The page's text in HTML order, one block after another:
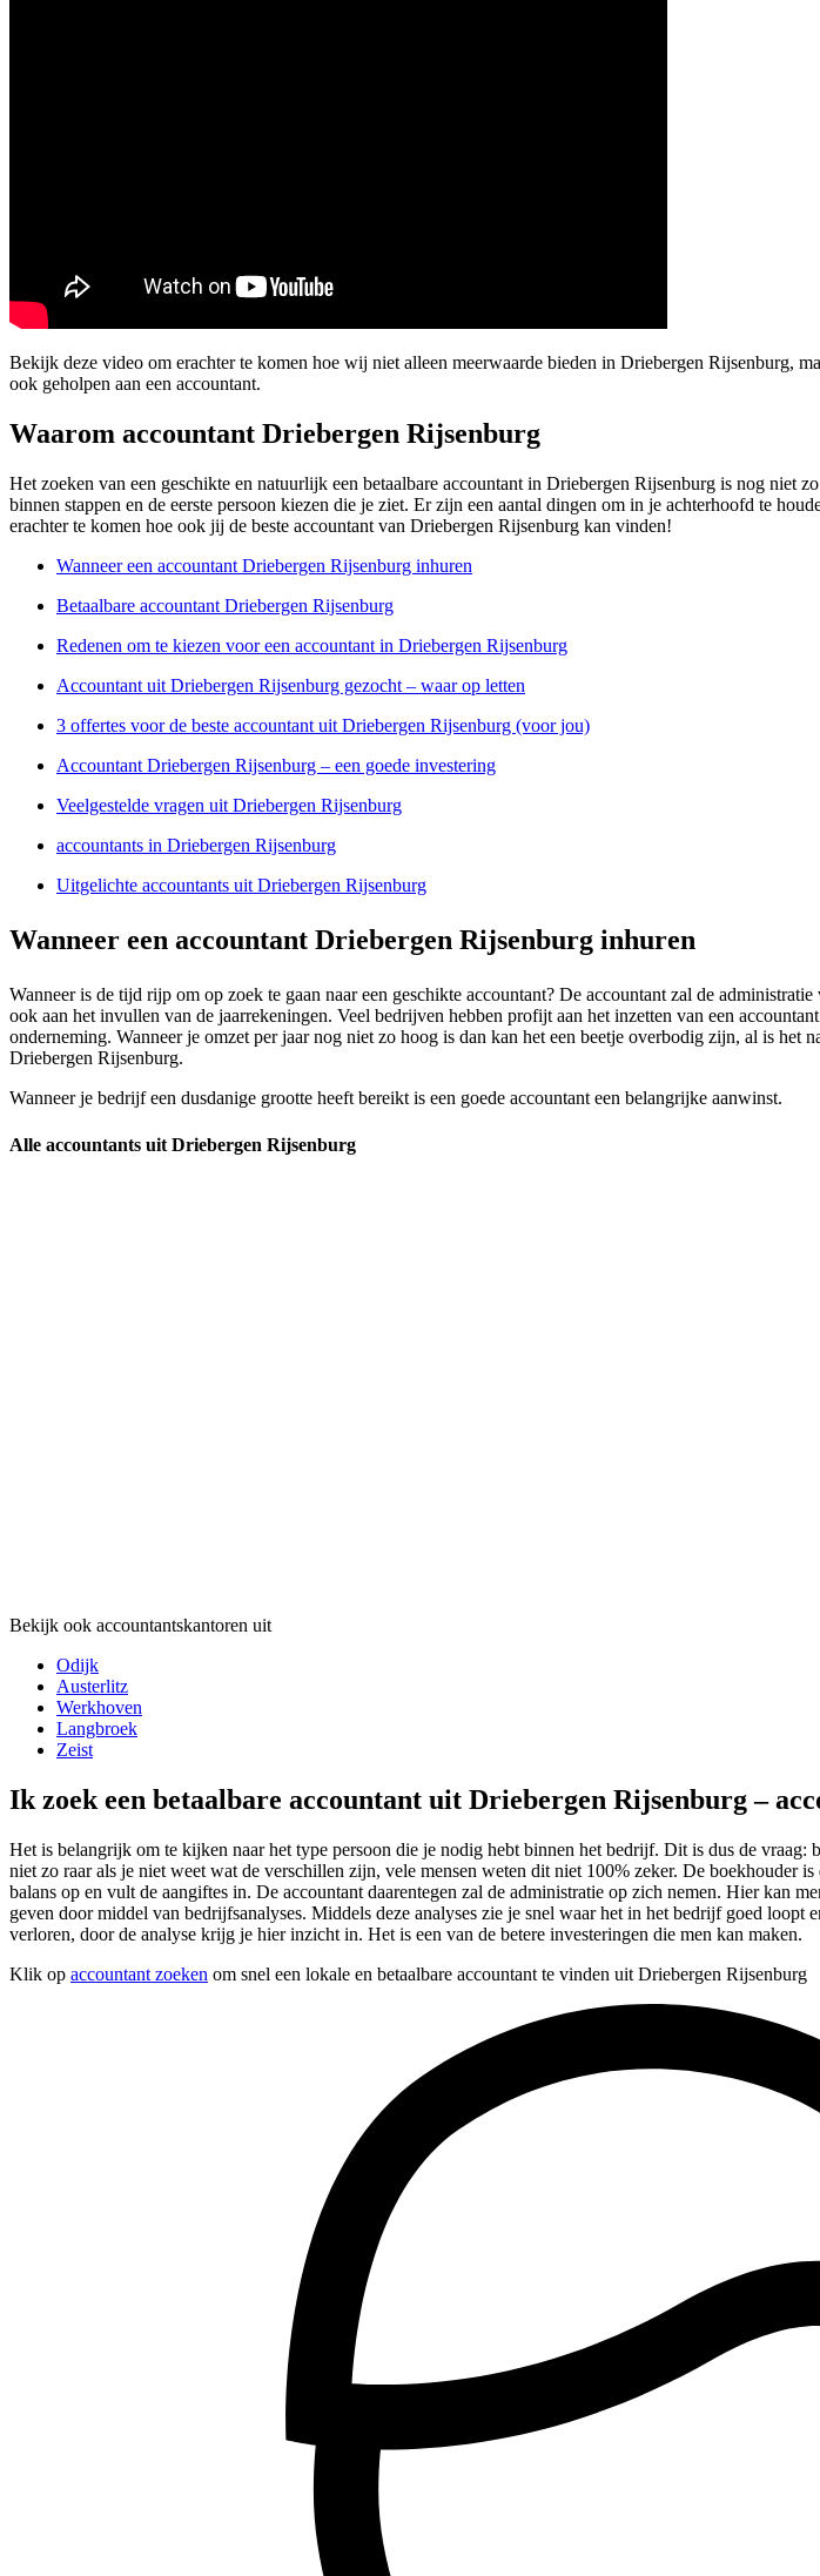
Bekijk deze video om erachter te komen hoe wij niet alleen meerwaarde bieden in Driebergen Rijsenburg,
ook geholpen aan een accountant.
Waarom accountant Driebergen Rijsenburg
Het zoeken van een geschikte en natuurlijk een betaalbare accountant in Driebergen Rijsenburg is nog niet
binnen stappen en de eerste persoon kiezen die je ziet. Er zijn een aantal dingen om in je achterhoofd te
erachter te komen hoe ook jij de beste accountant van Driebergen Rijsenburg kan vinden!
Wanneer een accountant Driebergen Rijsenburg inhuren
Betaalbare accountant Driebergen Rijsenburg
Redenen om te kiezen voor een accountant in Driebergen Rijsenburg
Accountant uit Driebergen Rijsenburg gezocht – waar op letten
3 offertes voor de beste accountant uit Driebergen Rijsenburg (voor jou)
Accountant Driebergen Rijsenburg – een goede investering
Veelgestelde vragen uit Driebergen Rijsenburg
accountants in Driebergen Rijsenburg
Uitgelichte accountants uit Driebergen Rijsenburg
Wanneer een accountant Driebergen Rijsenburg inhuren
Wanneer is de tijd rijp om op zoek te gaan naar een geschikte accountant? De accountant zal de
ook aan het invullen van de jaarrekeningen. Veel bedrijven hebben profijt aan het inzetten van een
onderneming. Wanneer je omzet per jaar nog niet zo hoog is dan kan het een beetje overbodig zijn, al is
Driebergen Rijsenburg.
Wanneer je bedrijf een dusdanige grootte heeft bereikt is een goede accountant een belangrijke aanwinst.
Alle accountants uit Driebergen Rijsenburg
Bekijk ook accountantskantoren uit
Odijk
Austerlitz
Werkhoven
Langbroek
Zeist
Ik zoek een betaalbare accountant uit Driebergen Rijsenburg –
Het is belangrijk om te kijken naar het type persoon die je nodig hebt binnen het bedrijf. Dit is dus de
niet zo raar als je niet weet wat de verschillen zijn, vele mensen weten dit niet 100% zeker. De boekhouder
balans op en vult de aangiftes in. De accountant daarentegen zal de administratie op zich nemen. Hier kan
geven door middel van bedrijfsanalyses. Middels deze analyses zie je snel waar het in het bedrijf goed
verloren, door de analyse krijg je hier inzicht in. Het is een van de betere investeringen die men kan maken.
Klik op accountant zoeken om snel een lokale en betaalbare accountant te vinden uit Driebergen Rijsenburg